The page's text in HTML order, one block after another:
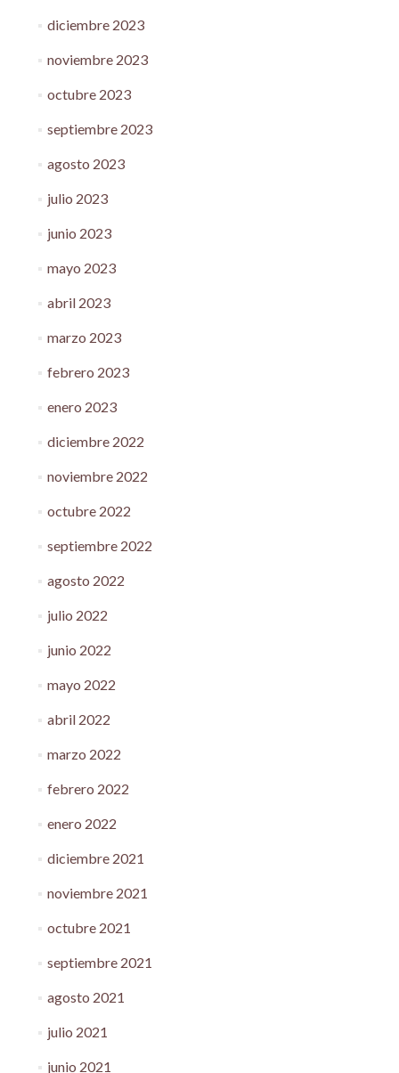
diciembre 2023
noviembre 2023
octubre 2023
septiembre 2023
agosto 2023
julio 2023
junio 2023
mayo 2023
abril 2023
marzo 2023
febrero 2023
enero 2023
diciembre 2022
noviembre 2022
octubre 2022
septiembre 2022
agosto 2022
julio 2022
junio 2022
mayo 2022
abril 2022
marzo 2022
febrero 2022
enero 2022
diciembre 2021
noviembre 2021
octubre 2021
septiembre 2021
agosto 2021
julio 2021
junio 2021